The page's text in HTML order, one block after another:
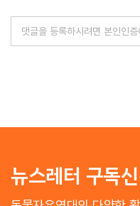
뉴스레터 구독